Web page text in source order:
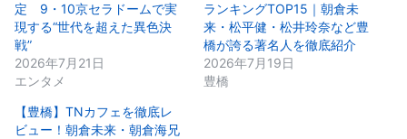
定 9・10京セラドームで実
現する“世代を超えた異色決
戦”
2026年7月21日
エンタメ
ランキングTOP15｜朝倉未
来・松平健・松井玲奈など豊
橋が誇る著名人を徹底紹介
2026年7月19日
豊橋
【豊橋】TNカフェを徹底レ
ビュー！朝倉未来・朝倉海兄